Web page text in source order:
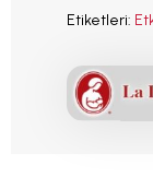
Etiketleri: